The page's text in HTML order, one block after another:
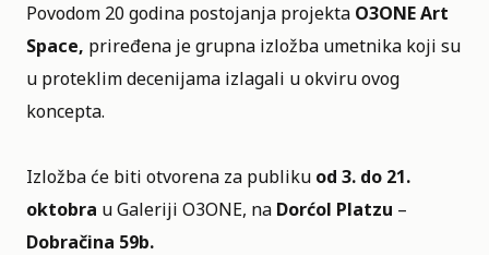
Povodom 20 godina postojanja projekta O3ONE Art
Space, priređena je grupna izložba umetnika koji su
u proteklim decenijama izlagali u okviru ovog
koncepta.
Izložba će biti otvorena za publiku od 3. do 21.
oktobra u Galeriji O3ONE, na Dorćol Platzu –
Dobračina 59b.